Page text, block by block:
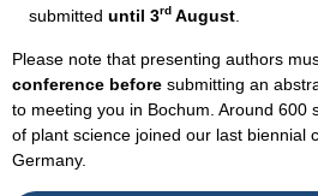
submitted until 3rd August
Please note that presenting authors
conference before submitting an
to meeting you in Bochum. Around 600
of plant science joined our last biennial
Germany.